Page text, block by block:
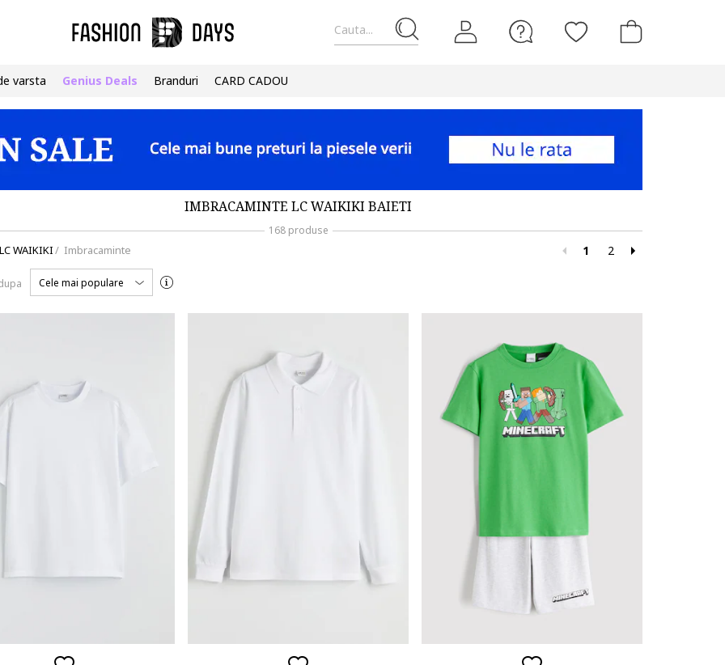
Cauta...
varsta Genius Deals Branduri CARD CADOU
IMBRACAMINTE LC WAIKIKI BAIETI
168 produse
LC WAIKIKI/ Imbracaminte 1 2
Cele mai populare